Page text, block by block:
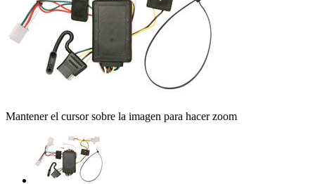
Mantener el cursor sobre la imagen para hacer zoom